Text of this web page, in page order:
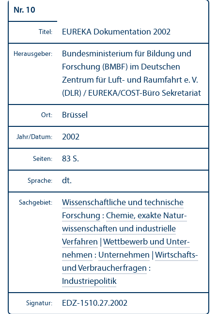
Nr. 10
Titel: EUREKA Dokumentation 2002
Herausgeber:
Bundes­ministerium für Bildung und
Forschung (BMBF) im Deutschen
Zentrum für Luft- und Raumfahrt e. V.
(DLR) / EUREKA/COST-Büro Sekretariat
Ort: Brüssel
Jahr/Datum: 2002
Seiten: 83 S.
Sprache: dt.
Sachgebiet:
Wissenschaft­liche und technische
Forschung : Chemie, exakte Natur­
wissenschaften und industrielle
Verfahren
Wettbewerb und Unter­
nehmen : Unter­nehmen
Wirtschafts-
und Verbraucherfragen :
Industriepolitik
Signatur: EDZ-1510.27.2002